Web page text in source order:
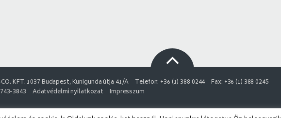
KFT. 1037 Budapest, Kunigunda útja 41/A Telefon: +36 (1) 388 0244
Fax: +36 (1) 388 0245
3843
Adatvédelmi nyilatkozat Impresszum